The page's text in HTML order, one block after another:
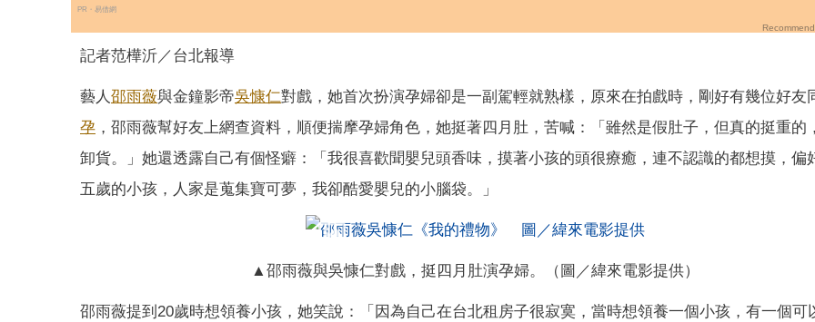
位
PR・易借網
記者范樺沂／台北報導
藝人邵雨薇與金鐘影帝吳慷仁對戲，她首次扮演孕婦卻是一副駕輕就熟樣，原來在拍戲時，剛好有幾位好友
孕 ，邵雨薇幫好友上網查資料，順便揣摩孕婦角色，她挺著四月肚，苦喊：「雖然是假肚子，但真的挺重的
卸貨。」她還透露自己有個怪癖：「我很喜歡聞嬰兒頭香味，摸著小孩的頭很療癒，連不認識的都想摸，偏
五歲的小孩，人家是蒐集寶可夢，我卻酷愛嬰兒的小腦袋。」
▲邵雨薇與吳慷仁對戲，挺四月肚演孕婦。（圖／緯來電影提供）
邵雨薇提到20歲時想領養小孩，她笑說：「因為自己在台北租房子很寂寞，當時想領養一個小孩，有一個可